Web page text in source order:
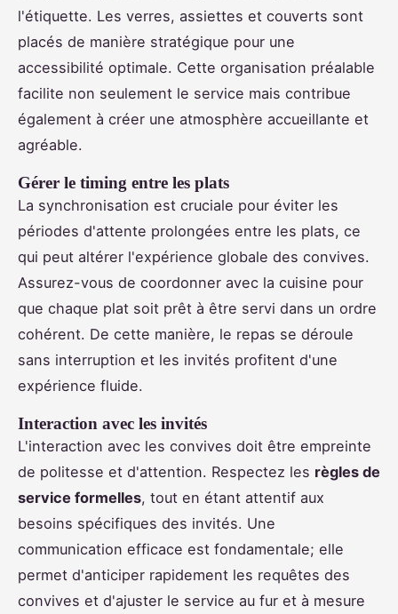
l'étiquette. Les verres, assiettes et couverts sont
placés de manière stratégique pour une
accessibilité optimale. Cette organisation préalable
facilite non seulement le service mais contribue
également à créer une atmosphère accueillante et
agréable.
Gérer le timing entre les plats
La synchronisation est cruciale pour éviter les
périodes d'attente prolongées entre les plats, ce
qui peut altérer l'expérience globale des convives.
Assurez-vous de coordonner avec la cuisine pour
que chaque plat soit prêt à être servi dans un ordre
cohérent. De cette manière, le repas se déroule
sans interruption et les invités profitent d'une
expérience fluide.
Interaction avec les invités
L'interaction avec les convives doit être empreinte
de politesse et d'attention. Respectez les règles de
service formelles, tout en étant attentif aux
besoins spécifiques des invités. Une
communication efficace est fondamentale; elle
permet d'anticiper rapidement les requêtes des
convives et d'ajuster le service au fur et à mesure